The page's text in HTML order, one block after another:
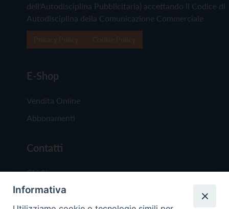
dell'Autodisciplina Pubblicitaria) accettando il Codice di
Autodisciplina della Comunicazione Commerciale
E-Shop
Vendita Online
Abbonamenti
Contatti
Chi Siamo
Redazione
Informativa